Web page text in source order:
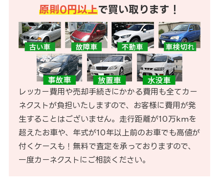
原則0円以上で買い取ります！
レッカー費用や売却手続きにかかる費用も全てカー
ネクストが負担いたしますので、お客様に費用が発
生することはございません。走行距離が10万kmを
超えたお車や、年式が10年以上前のお車でも高値が
付くケースも！無料で査定を承っておりますので、
一度カーネクストにご相談ください。